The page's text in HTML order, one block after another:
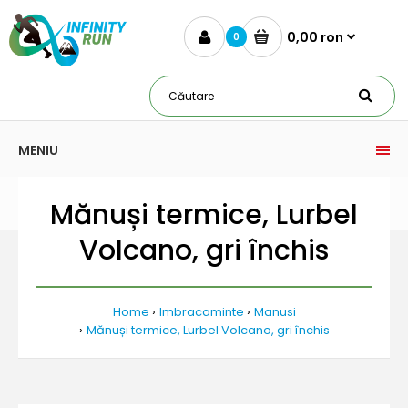
0 0,00 ron
MENIU
Mănuși termice, Lurbel
Volcano, gri închis
Home Imbracaminte
Manusi
Mănuși termice, Lurbel Volcano, gri închis